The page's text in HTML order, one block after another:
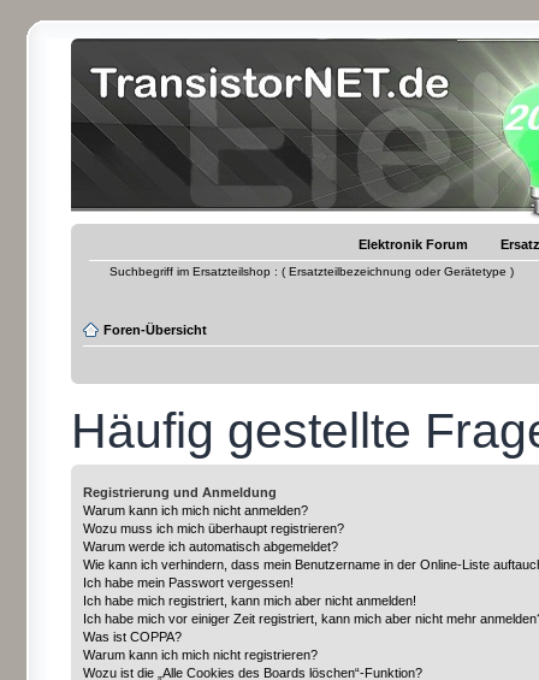
Elektronik Forum
Suchbegriff im Ersatzteilshop : ( Ersatzteilbezeichnung oder Gerätetype )
Foren-Übersicht
Häufig gestellte
Registrierung und Anmeldung
Warum kann ich mich nicht anmelden?
Wozu muss ich mich überhaupt registrieren?
Warum werde ich automatisch abgemeldet?
Wie kann ich verhindern, dass mein Benutzername in der Online-Liste
Ich habe mein Passwort vergessen!
Ich habe mich registriert, kann mich aber nicht anmelden!
Ich habe mich vor einiger Zeit registriert, kann mich aber nicht mehr
Was ist COPPA?
Warum kann ich mich nicht registrieren?
Wozu ist die „Alle Cookies des Boards löschen“-Funktion?